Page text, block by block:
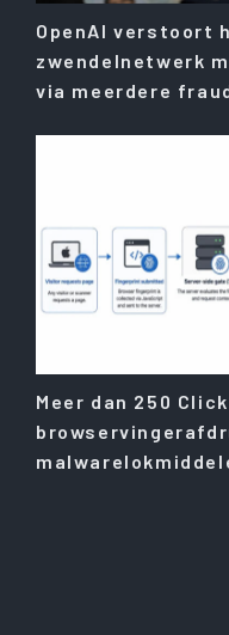
OpenAI verstoort
zwendelnetwerk
via meerdere
Meer dan 250